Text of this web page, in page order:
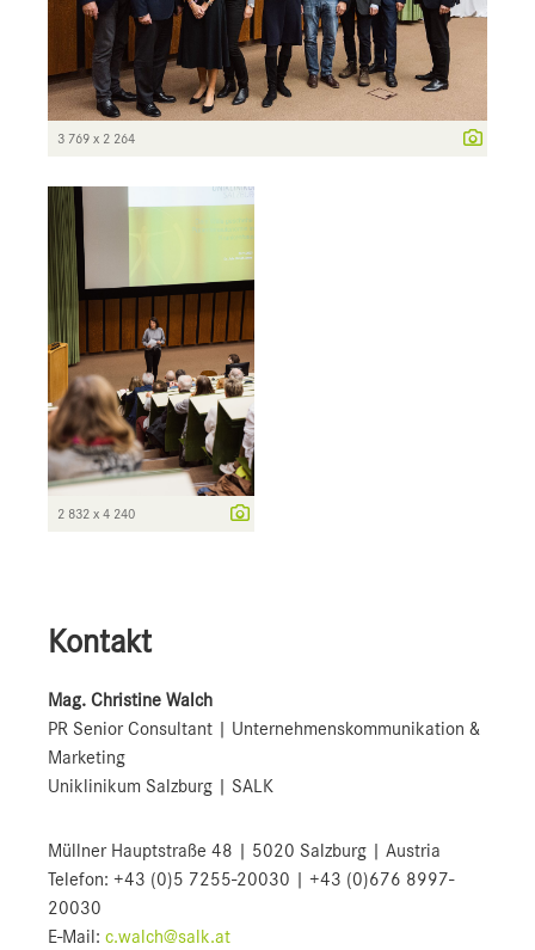
3 769 x 2 264
2 832 x 4 240
Kontakt
Mag. Christine Walch
PR Senior Consultant | Unternehmenskommunikation &
Marketing
Uniklinikum Salzburg | SALK
Müllner Hauptstraße 48 | 5020 Salzburg | Austria
Telefon: +43 (0)5 7255-20030 | +43 (0)676 8997-
20030
E-Mail: c.walch@salk.at